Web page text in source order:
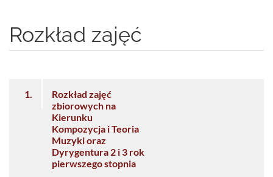
Rozkład zajęć
1.
Rozkład zajęć
zbiorowych na
Kierunku
Kompozycja i Teoria
Muzyki oraz
Dyrygentura 2 i 3 rok
pierwszego stopnia